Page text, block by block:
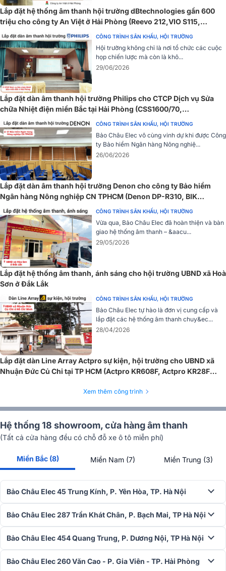
240W ở trở kháng 8 Ohms và 350W + 350W ở trở kháng 4Ω. Với 4
đường ra loa, amply có khả năng xử lý âm thanh vượt trội, mang
đến chất âm sống động và mạnh mẽ. Khả năng hoạt động liên tục
trong thời gian dài không làm giảm đi tính ổn định của âm thanh.
Công nghệ Echo hiện đại kết hợp với linh kiện cao cấp làm cho
Amply BIK BJ-A88 mang đến chất âm tốt, độ động cao, và giữ
nguyên tính trung thực và chi tiết trong âm nhạc của nhiều thể loại
khác nhau.
Một điểm độc đáo ở Amply BIK BJ-A88 là khả năng kết nối
Bluetooth không dây, đọc dữ liệu từ thẻ SD và tích hợp chức năng
ghi âm. Điều này giúp ampli dễ dàng kết nối với các thiết bị điện
thoại thông minh và đáp ứng nhu cầu đa dạng của người dùng, từ
hát karaoke, nghe nhạc đến xem phim.
CÓ THỂ BẠN QUAN TÂM:
>>Amply BIK BJ-A88là mẫu Amply 2 kênh đa năng đỉnh cao của
thương hiệu BIK - Nhật Bản, sử dụng nghe nhạc, hát karaoke, xem
phim đều rất hay.
Micro không dây BCE U900 Plus X
Micro không dây BCE U900 Plus X sử dụng dải tần UHF, mang lại
sóng trong khoảng tần 640MHz-690MHz.
Với tổng cộng 200 tần số ở 2 kênh, người dùng không cần lo lắng
Phạm vi hoạt động lên đến 80m, cho phép tự do di chuyển khi sử
Lắp đặt hệ thống âm thanh hội trường dBtechnologies gần 600
triệu cho công ty An Việt ở Hải Phòng (Reevo 212,VIO S115,
FMX12, Midas M32R Live,...) CÔNG TRÌNH SÂN KHẤU, HỘI TRƯỜNG
Hội trường không chỉ là nơi tổ chức các cuộc
họp chiến lược mà còn là khô...
29/06/2026
Lắp đặt dàn âm thanh hội trường Philips cho CTCP Dịch vụ Sửa
chữa Nhiệt điện miền Bắc tại Hải Phòng (CSS1600/70,
CSS5561/70, CSS2110/70, CSS3331/70)CÔNG TRÌNH SÂN KHẤU, HỘI TRƯỜNG
Bảo Châu Elec vô cùng vinh dự khi được Công
ty Bảo hiểm Ngân hàng Nông nghiệ...
26/06/2026
Lắp đặt dàn âm thanh hội trường Denon cho công ty Bảo hiểm
Ngân hàng Nông nghiệp CN TPHCM (Denon DP-R310, BIK
VM640A...)
CÔNG TRÌNH SÂN KHẤU, HỘI TRƯỜNG
Vừa qua, Bảo Châu Elec đã hoàn thiện và bàn
giao hệ thống âm thanh – &aacu...
29/05/2026
Lắp đặt hệ thống âm thanh, ánh sáng cho hội trường UBND xã Hoà
Sơn ở Đắk Lắk
CÔNG TRÌNH SÂN KHẤU, HỘI TRƯỜNG
Bảo Châu Elec tự hào là đơn vị cung cấp và
lắp đặt các hệ thống âm thanh chuy&ec...
28/04/2026
Lắp đặt dàn Line Array Actpro sự kiện, hội trường cho UBND xã
Nhuận Đức Củ Chi tại TP HCM (Actpro KR608F, Actpro KR28F
Xem thêm công trình
Hệ thống 18 showroom, cửa hàng âm thanh
(Tất cả cửa hàng đều có chỗ đỗ xe ô tô miễn phí)
Miền Bắc (8) Miền Nam (7) Miền Trung (3)
Bảo Châu Elec 45 Trung Kính, P. Yên Hòa, TP. Hà Nội
Bảo Châu Elec 287 Trần Khát Chân, P. Bạch Mai, TP Hà Nội
Bảo Châu Elec 454 Quang Trung, P. Dương Nội, TP Hà Nội
Bảo Châu Elec 260 Văn Cao - P. Gia Viên - TP. Hải Phòng